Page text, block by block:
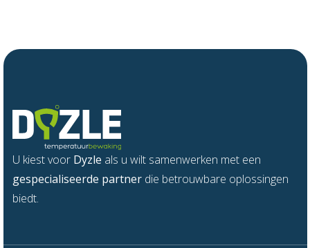
U kiest voor Dyzle als u wilt samenwerken met een
gespecialiseerde partner die betrouwbare oplossingen
biedt.